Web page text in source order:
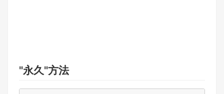
"永久"方法